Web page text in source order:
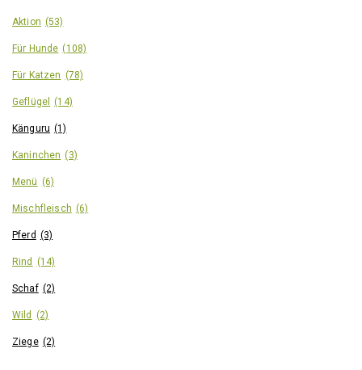
auf.
Optionen
auf
der
gewählt
Aktion (53)
Für Hunde (108)
Für Katzen (78)
Geflügel (14)
Känguru (1)
Kaninchen (3)
Menü (6)
Mischfleisch (6)
Pferd (3)
Rind (14)
Schaf (2)
Wild (2)
Ziege (2)